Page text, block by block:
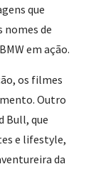
que
nomes de
em ação.
os filmes
Outro
Bull, que
e lifestyle,
da